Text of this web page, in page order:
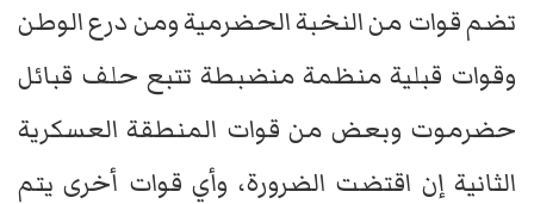
تضم قوات من النخبة الحضرمية ومن درع الوطن
وقوات قبلية منظمة منضبطة تتبع حلف قبائل
حضرموت وبعض من قوات المنطقة العسكرية
الثانية إن اقتضت الضرورة، وأي قوات أخرى يتم